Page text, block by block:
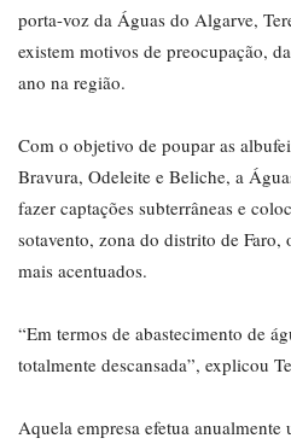
porta-voz da Águas do Algarve,
existem motivos de preocupação,
ano na região.
Com o objetivo de poupar as
Bravura, Odeleite e Beliche, a
fazer captações subterrâneas e
sotavento, zona do distrito de Faro,
mais acentuados.
“Em termos de abastecimento de
totalmente descansada”, explicou
Aquela empresa efetua